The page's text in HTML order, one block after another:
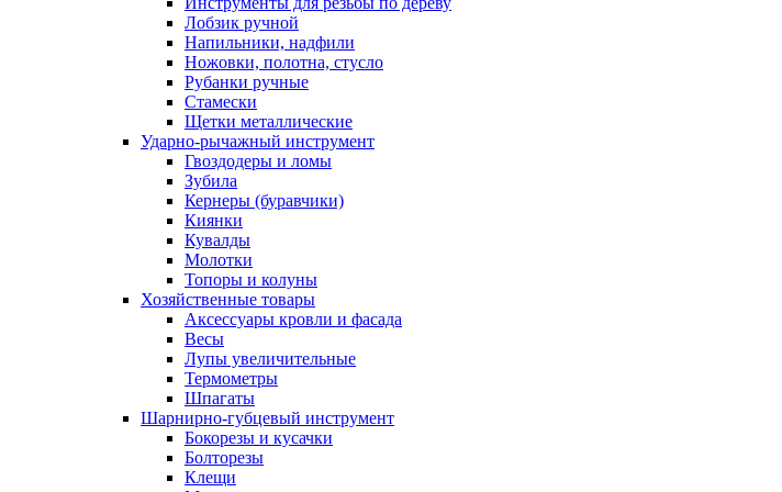
Лобзик ручной
Напильники, надфили
Ножовки, полотна, стусло
Рубанки ручные
Стамески
Щетки металлические
Ударно-рычажный инструмент
Гвоздодеры и ломы
Зубила
Кернеры (буравчики)
Киянки
Кувалды
Молотки
Топоры и колуны
Хозяйственные товары
Аксессуары кровли и фасада
Весы
Лупы увеличительные
Термометры
Шпагаты
Шарнирно-губцевый инструмент
Бокорезы и кусачки
Болторезы
Клещи